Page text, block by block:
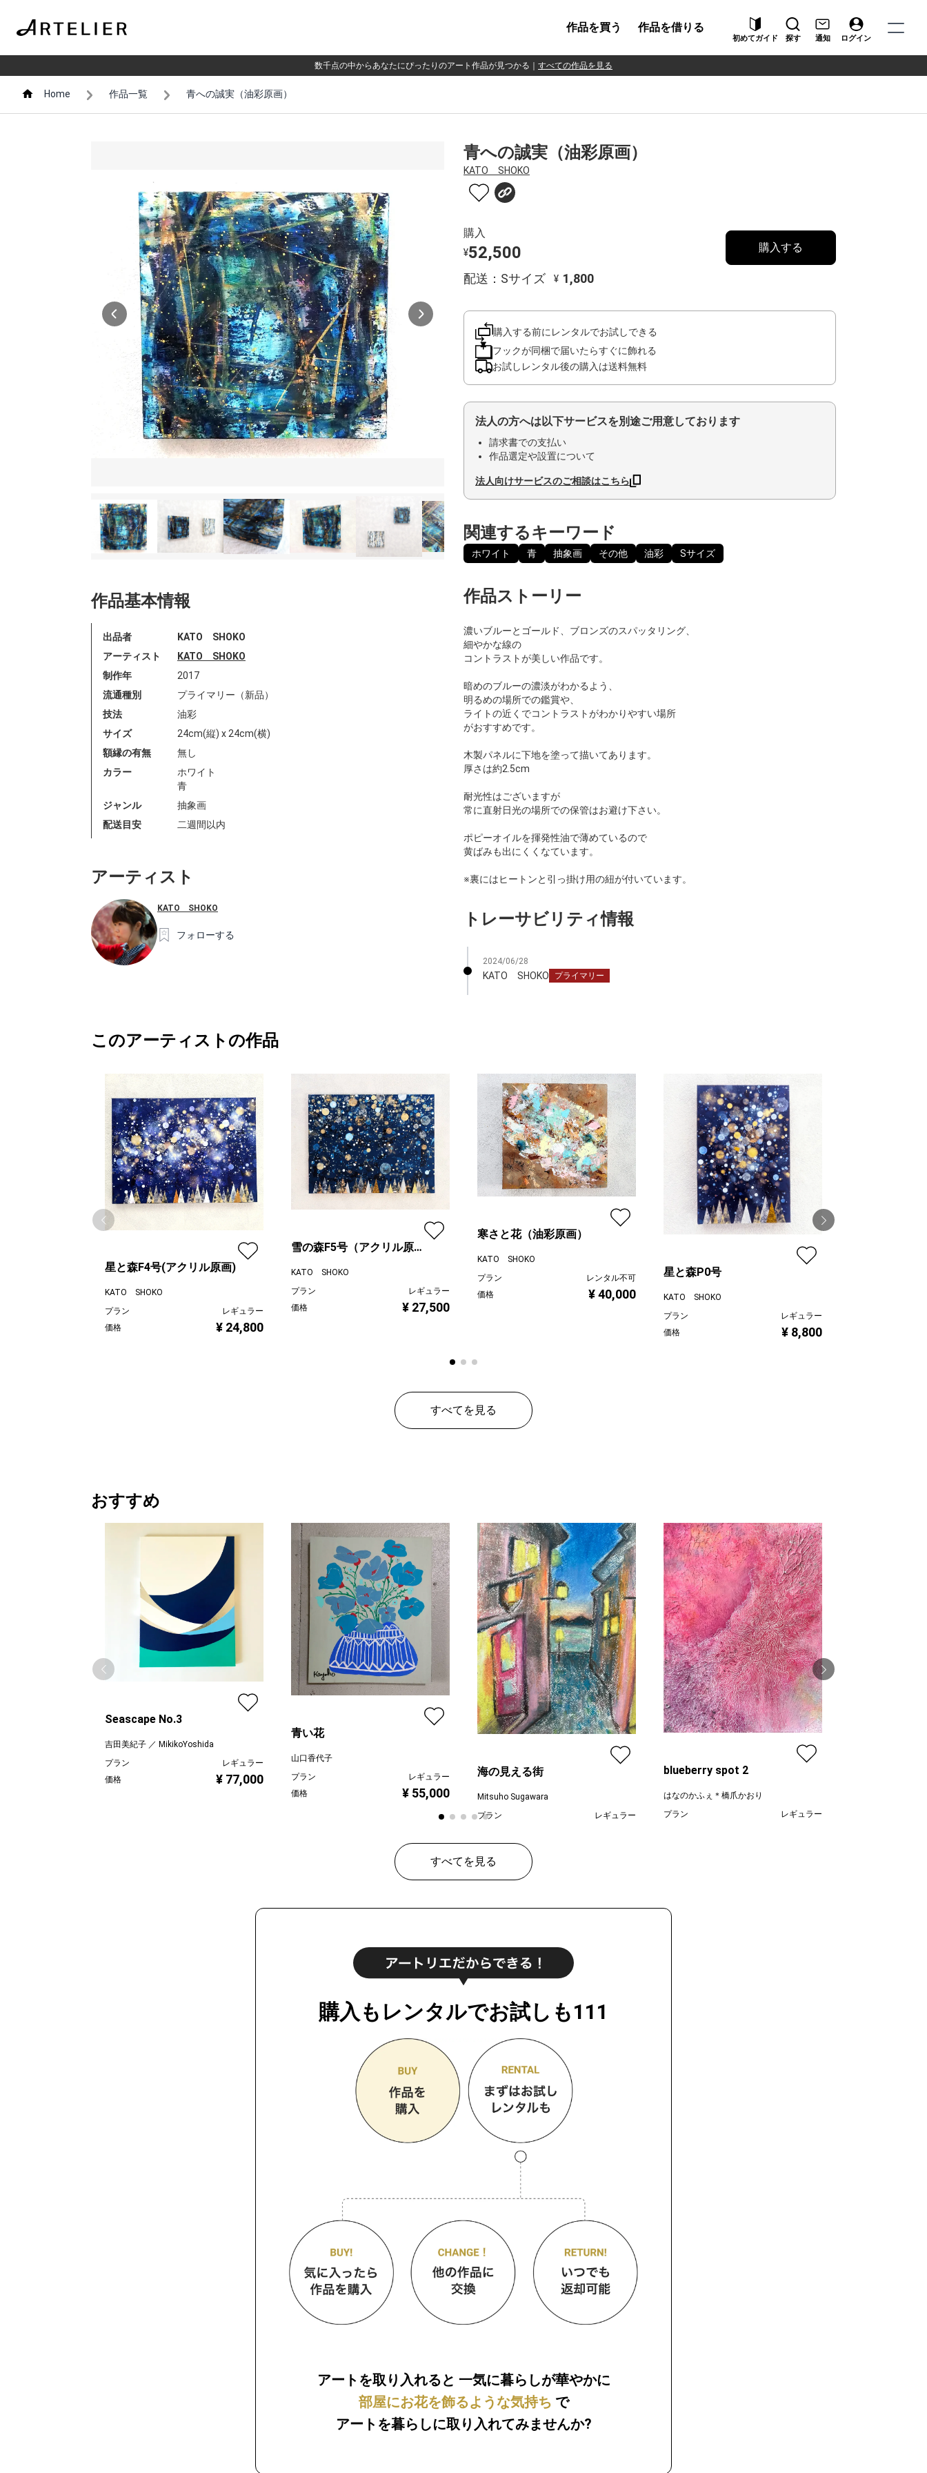
作品を買う 作品を借りる
初めてガイド 探す 通知 ログイン
数千点の中からあなたにぴったりのアート作品が見つかる すべての作品を見る
Home 作品一覧 青への誠実（油彩原画）
作品基本情報
出品者
KATO SHOKO
アーティスト
KATO SHOKO
制作年
2017
流通種別
プライマリー（新品）
技法
油彩
サイズ
24cm(縦) x 24cm(横)
額縁の有無
無し
カラー
ホワイト
青
ジャンル
抽象画
配送目安
二週間以内
アーティスト
KATO SHOKO
フォローする
青への誠実（油彩原画）
KATO SHOKO
購入
¥52,500
配送：Sサイズ ¥ 1,800
購入する
購入する前にレンタルでお試しできる
フックが同梱で届いたらすぐに飾れる
お試しレンタル後の購入は送料無料
法人の方へは以下サービスを別途ご用意しております
請求書での支払い
作品選定や設置について
法人向けサービスのご相談はこちら
関連するキーワード
ホワイト 青 抽象画 その他 油彩 Sサイズ
作品ストーリー
濃いブルーとゴールド、ブロンズのスパッタリング、
細やかな線の
コントラストが美しい作品です。
暗めのブルーの濃淡がわかるよう、
明るめの場所での鑑賞や、
ライトの近くでコントラストがわかりやすい場所
がおすすめです。
木製パネルに下地を塗って描いてあります。
厚さは約2.5cm
耐光性はございますが
常に直射日光の場所での保管はお避け下さい。
ポピーオイルを揮発性油で薄めているので
黄ばみも出にくくなています。
※裏にはヒートンと引っ掛け用の紐が付いています。
トレーサビリティ情報
2024/06/28
KATO SHOKO プライマリー
このアーティストの作品
星と森F4号(アクリル原画)
KATO SHOKO
プラン
レギュラー
価格
¥ 24,800
雪の森F5号（アクリル原
KATO SHOKO
プラン
レギュラー
価格
¥ 27,500
寒さと花（油彩原画）
KATO SHOKO
プラン
レンタル不可
価格
¥ 40,000
星と森P0号
KATO SHOKO
プラン
レギュラー
価格
¥ 8,800
すべてを見る
おすすめ
Seascape No.3
吉田美紀子 ／ MikikoYoshida
プラン
レギュラー
価格
¥ 77,000
青い花
山口香代子
プラン
レギュラー
価格
¥ 55,000
海の見える街
Mitsuho Sugawara
プラン
レギュラー
blueberry spot 2
はなのかふぇ＊橋爪かおり
プラン
レギュラー
すべてを見る
購入もレンタルでお試しも111
アートを取り入れると 一気に暮らしが華やかに
部屋にお花を飾るような気持ち で
アートを暮らしに取り入れてみませんか?